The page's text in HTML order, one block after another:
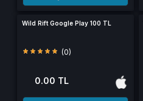
Wild Rift Google Play 100 TL
(0)
0.00 TL